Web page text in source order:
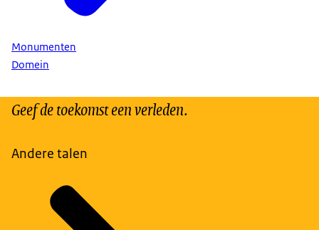
Monumenten
Domein
Geef de toekomst een verleden.
Andere talen